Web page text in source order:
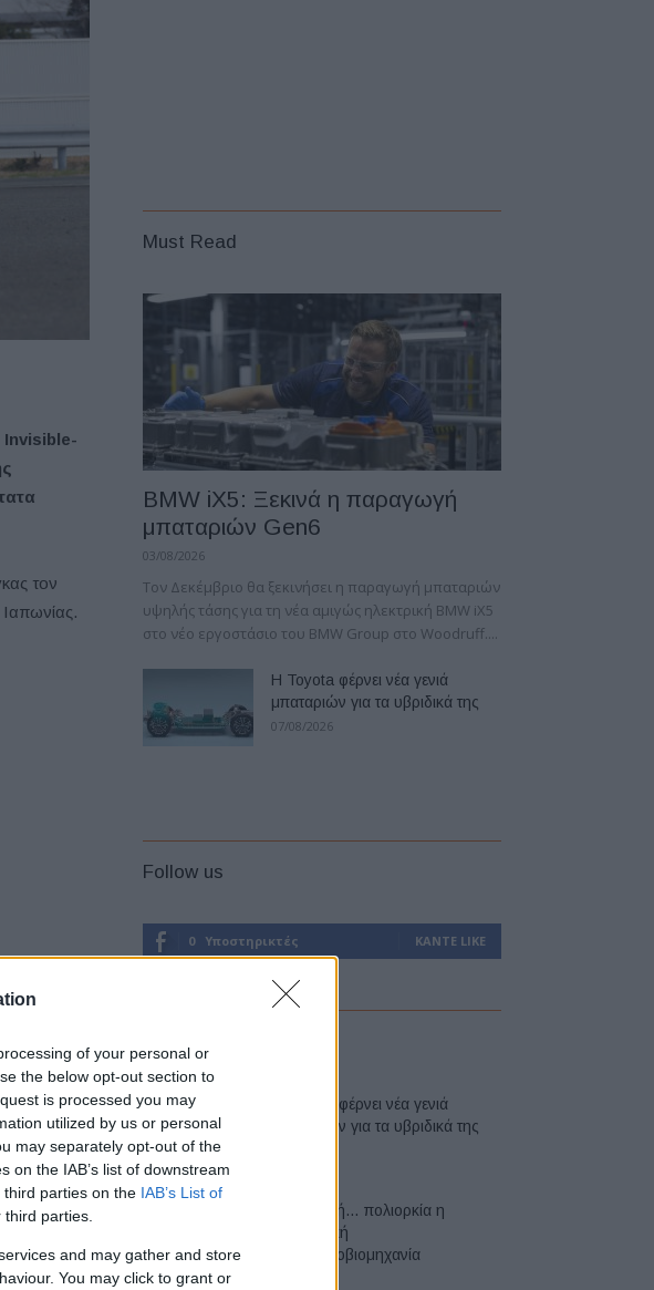
of your personal or
the below opt-out section to
is processed you may
utilized by us or personal
may separately opt-out of the
on the IAB’s list of downstream
parties on the IAB’s List of
parties.
and may gather and store
You may click to grant or
Invisible-
τον
που
με
το άμεσο
τι
η
μέσα από
Must Read
BMW iX5: Ξεκινά η παραγωγή
μπαταριών Gen6
03/08/2026
Τον Δεκέμβριο θα ξεκινήσει η παραγωγή μπαταριών
υψηλής τάσης για τη νέα αμιγώς ηλεκτρική BMW iX5
στο νέο εργοστάσιο του BMW Group στο Woodruff....
Η Toyota φέρνει νέα γενιά
μπαταριών για τα υβριδικά της
07/08/2026
Follow us
0 Υποστηρικτές ΚΆΝΤΕ LIKE
Η Toyota φέρνει νέα γενιά
μπαταριών για τα υβριδικά της
Σε κινεζική… πολιορκία η
ευρωπαϊκή
αυτοκινητοβιομηχανία